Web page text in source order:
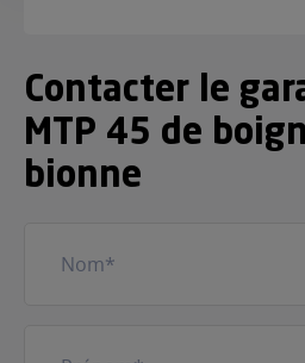
Contacter le
MTP 45 de
bionne